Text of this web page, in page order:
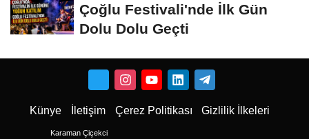
Çoğlu Festivali'nde İlk Gün
Dolu Dolu Geçti
Künye İletişim Çerez Politikası Gizlilik İlkeleri
Karaman Çiçekci